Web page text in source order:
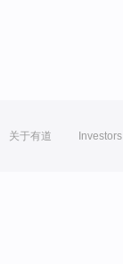
关于有道 Investors